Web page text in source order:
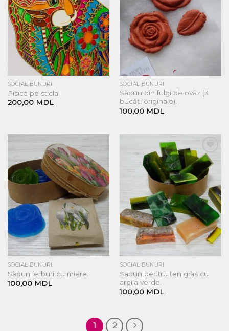
SOCIAL BUNURI
Pisica pe sticla
200,00 MDL
SOCIAL BUNURI
Săpun din fulgi de ovăz (3
bucăți originale).
100,00 MDL
Добавить
в список
желаний
SOCIAL BUNURI
Săpun ierburi cu miere.
100,00 MDL
Добавить
в список
желаний
SOCIAL BUNURI
Sapun pentru ten gras cu
argila verde.
100,00 MDL
1 2